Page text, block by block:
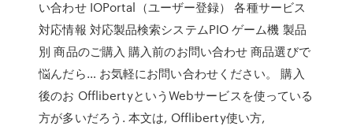
い合わせ IOPortal（ユーザー登録） 各種サービス
対応情報 対応製品検索システムPIO ゲーム機 製品
別 商品のご購入 購入前のお問い合わせ 商品選びで
悩んだら… お気軽にお問い合わせください。 購入
後のお OfflibertyというWebサービスを使っている
方が多いだろう. 本文は, Offliberty使い方,